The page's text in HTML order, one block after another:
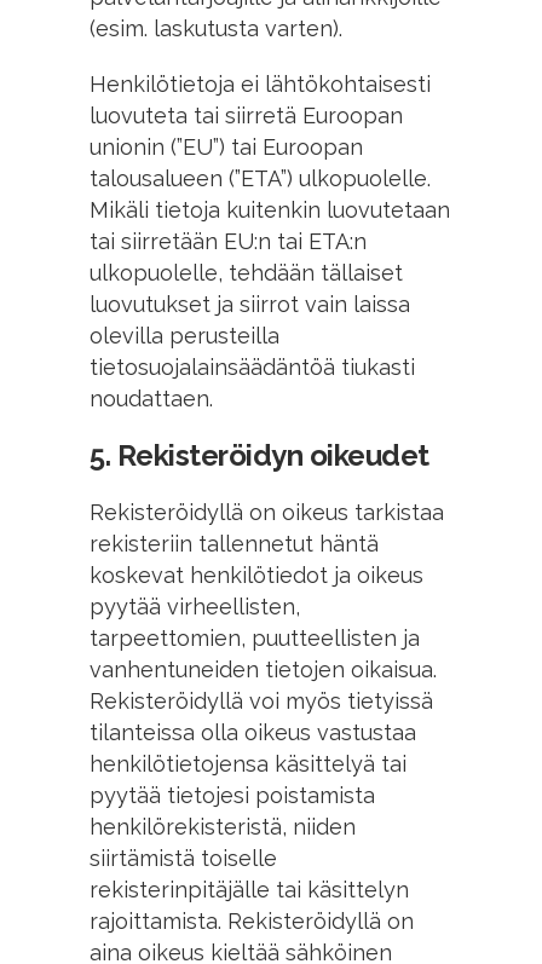
(esim. laskutusta varten).
Henkilötietoja ei lähtökohtaisesti
luovuteta tai siirretä Euroopan
unionin (”EU”) tai Euroopan
talousalueen (”ETA”) ulkopuolelle.
Mikäli tietoja kuitenkin luovutetaan
tai siirretään EU:n tai ETA:n
ulkopuolelle, tehdään tällaiset
luovutukset ja siirrot vain laissa
olevilla perusteilla
tietosuojalainsäädäntöä tiukasti
noudattaen.
5. Rekisteröidyn oikeudet
Rekisteröidyllä on oikeus tarkistaa
rekisteriin tallennetut häntä
koskevat henkilötiedot ja oikeus
pyytää virheellisten,
tarpeettomien, puutteellisten ja
vanhentuneiden tietojen oikaisua.
Rekisteröidyllä voi myös tietyissä
tilanteissa olla oikeus vastustaa
henkilötietojensa käsittelyä tai
pyytää tietojesi poistamista
henkilörekisteristä, niiden
siirtämistä toiselle
rekisterinpitäjälle tai käsittelyn
rajoittamista. Rekisteröidyllä on
aina oikeus kieltää sähköinen